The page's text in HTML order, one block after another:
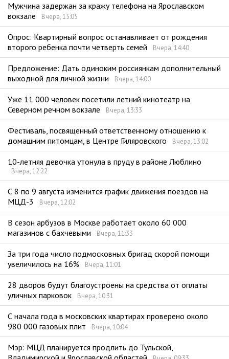
Мужчина задержан за кражу телефона на Ярославском
вокзале
Вчера, 15:05
Опрос: Квартирный вопрос останавливает от рождения
второго ребенка почти четверть семей
Вчера, 14:40
Предложение: Дать одиноким россиянкам дополнительный
выходной для личной жизни
Вчера, 14:00
Уже 11 000 человек посетили летний кинотеатр на
Северном речном вокзале
Вчера, 13:33
Фестиваль, посвященный ответственному отношению к
домашним питомцам, в Центре Гиляровского
Вчера, 13:02
10-летняя девочка утонула в пруду в районе Люблино
Вчера, 12:22
С 8 по 9 августа изменится график движения поездов на
МЦД-3
Вчера, 12:02
В сезон арбузов в Москве работает около 60 000
магазинов с бахчевыми
Вчера, 11:33
За три года число подмосковных бригад скорой помощи
увеличилось на 16%
Вчера, 11:01
28 дворов будут благоустроены на средства от оплаты
уличных парковок
Вчера, 10:31
С начала года в московских квартирах проверено около
980 000 газовых плит
Вчера, 10:04
Мэр: МЦД планируется продлить до Тульской,